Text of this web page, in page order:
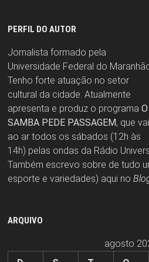
PERFIL DO AUTOR
Jornalista formado pela
Universidade Federal do
Tenho forte atuação no setor
cultural da cidade. Atualmente
apresenta e produz o programa O
SAMBA PEDE PASSAGEM, que vai
ao ar todos os sábados (12h às
14h) pelas ondas da Rádio
Também escrevo sobre de tudo
esporte e variedades) aqui no
ARQUIVO
agosto